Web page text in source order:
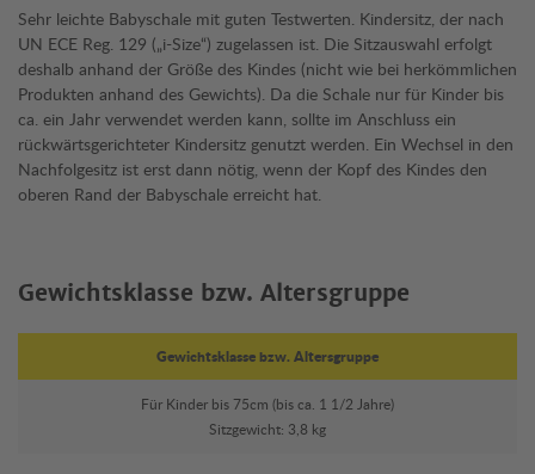
Sehr leichte Babyschale mit guten Testwerten. Kindersitz, der nach
UN ECE Reg. 129 („i-Size“) zugelassen ist. Die Sitzauswahl erfolgt
deshalb anhand der Größe des Kindes (nicht wie bei herkömmlichen
Produkten anhand des Gewichts). Da die Schale nur für Kinder bis
ca. ein Jahr verwendet werden kann, sollte im Anschluss ein
rückwärtsgerichteter Kindersitz genutzt werden. Ein Wechsel in den
Nachfolgesitz ist erst dann nötig, wenn der Kopf des Kindes den
oberen Rand der Babyschale erreicht hat.
Gewichtsklasse bzw. Altersgruppe
Gewichtsklasse bzw. Altersgruppe
Für Kinder bis 75cm (bis ca. 1 1/2 Jahre)
Sitzgewicht: 3,8 kg